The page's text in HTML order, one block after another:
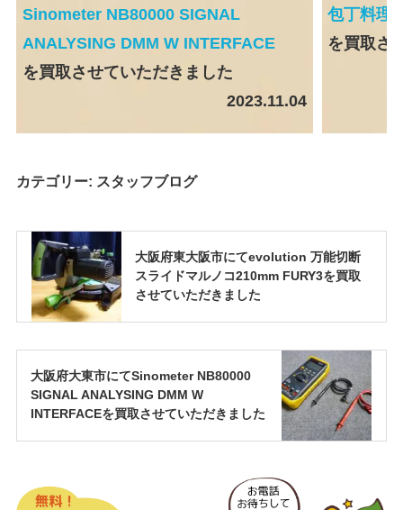
Sinometer NB80000 SIGNAL
ANALYSING DMM W INTERFACE
を買取させていただきました
2023.11.04
包丁料理
を買取さ
カテゴリー: スタッフブログ
大阪府東大阪市にてevolution 万能切断
スライドマルノコ210mm FURY3を買取
させていただきました
大阪府大東市にてSinometer NB80000
SIGNAL ANALYSING DMM W
INTERFACEを買取させていただきました